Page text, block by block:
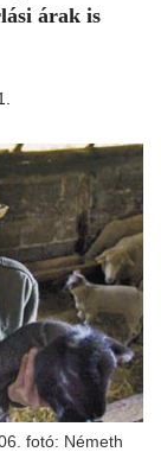
árak is
fotó: Németh